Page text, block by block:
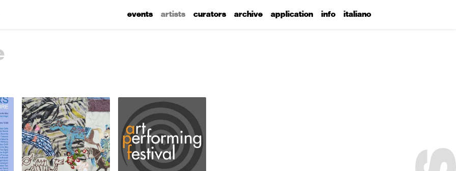
events artists curators archive application info italiano